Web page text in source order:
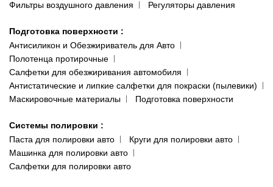
Фильтры воздушного давления
Регуляторы давления
Подготовка поверхности :
Антисиликон и Обезжириватель для Авто
Полотенца протирочные
Салфетки для обезжиривания автомобиля
Антистатические и липкие салфетки для покраски (пылевики)
Маскировочные материалы
Подготовка поверхности
Системы полировки :
Паста для полировки авто
Круги для полировки авто
Машинка для полировки авто
Салфетки для полировки авто